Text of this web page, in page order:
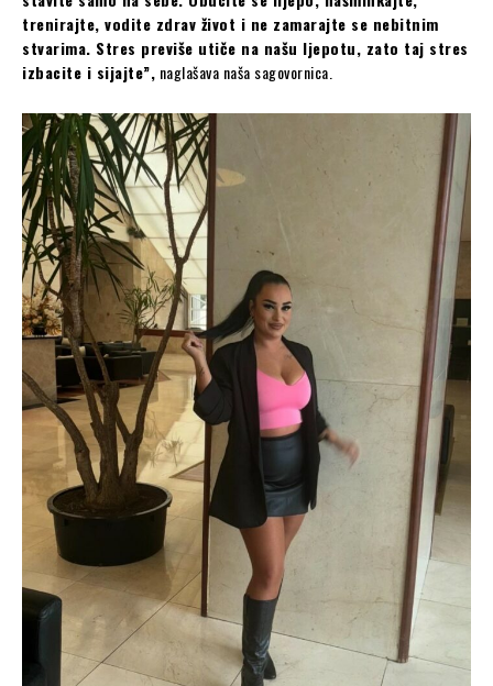
trenirajte, vodite zdrav život i ne zamarajte se nebitnim
stvarima. Stres previše utiče na našu ljepotu, zato taj stres
izbacite i sijajte”, naglašava naša sagovornica.